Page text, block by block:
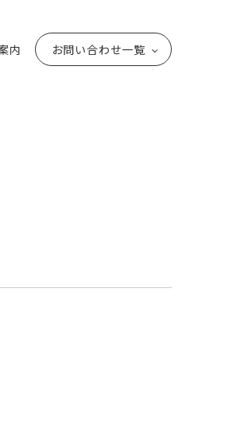
内 お問い合わせ一覧